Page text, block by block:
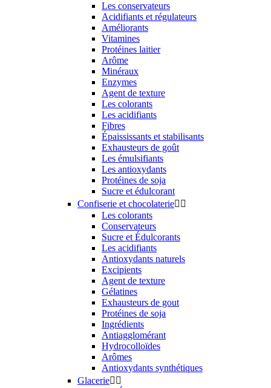
Les conservateurs
Acidifiants et régulateurs
Améliorants
Vitamines
Protéines laitier
Arôme
Minéraux
Enzymes
Agent de texture
Les colorants
Les acidifiants
Fibres
Épaississants et stabilisants
Exhausteurs de goût
Les émulsifiants
Les antioxydants
Protéines de soja
Sucre et édulcorant
Confiserie et chocolaterie 
Les colorants
Conservateurs
Sucre et Édulcorants
Les acidifiants
Antioxydants naturels
Excipients
Agent de texture
Gélatines
Exhausteurs de gout
Protéines de soja
Ingrédients
Antiagglomérant
Hydrocolloïdes
Arômes
Antioxydants synthétiques
Glacerie 